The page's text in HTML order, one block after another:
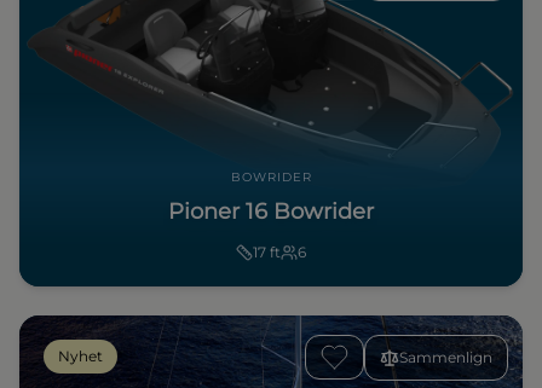
BOWRIDER
Pioner 16 Bowrider
17 ft 6
Sammenlign
Nyhet